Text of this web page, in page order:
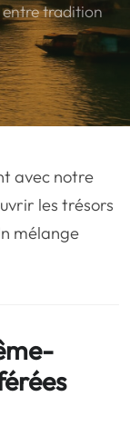
villes
Mariage
d'attraction
tradition
avec notre
les trésors
mélange